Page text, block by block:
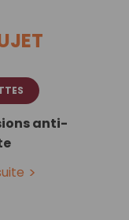
anti-